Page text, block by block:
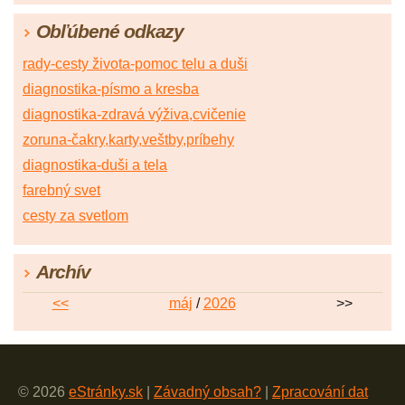
Obľúbené odkazy
rady-cesty života-pomoc telu a duši
diagnostika-písmo a kresba
diagnostika-zdravá výživa,cvičenie
zoruna-čakry,karty,veštby,príbehy
diagnostika-duši a tela
farebný svet
cesty za svetlom
Archív
<< máj /2026 >>
© 2026 eStránky.sk Závadný obsah? Zpracování dat